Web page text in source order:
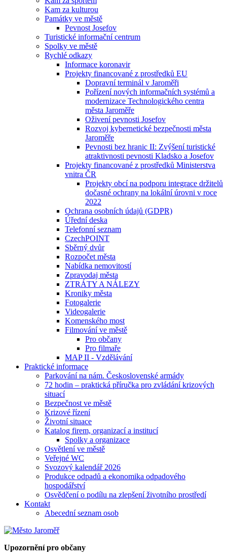
Kam za kulturou
Památky ve městě
Pevnost Josefov
Turistické informační centrum
Spolky ve městě
Rychlé odkazy
Informace koronavir
Projekty financované z prostředků EU
Dopravní terminál v Jaroměři
Pořízení nových informačních systémů a
modernizace Technologického centra
města Jaroměře
Oživení pevnosti Josefov
Rozvoj kybernetické bezpečnosti města
Jaroměře
Pevnosti bez hranic II: Zvýšení turistické
atraktivnosti pevnosti Kladsko a Josefov
Projekty financované z prostředků Ministerstva
vnitra ČR
Projekty obcí na podporu integrace držitelů
dočasné ochrany na lokální úrovni v roce
2022
Ochrana osobních údajů (GDPR)
Úřední deska
Telefonní seznam
CzechPOINT
Sběrný dvůr
Rozpočet města
Nabídka nemovitostí
Zpravodaj města
ZTRÁTY A NÁLEZY
Kroniky města
Fotogalerie
Videogalerie
Komenského most
Filmování ve městě
Pro občany
Pro filmaře
MAP II - Vzdělávání
Praktické informace
Parkování na nám. Československé armády
72 hodin – praktická příručka pro zvládání krizových
situací
Bezpečnost ve městě
Krizové řízení
Životní situace
Katalog firem, organizací a institucí
Spolky a organizace
Osvětlení ve městě
Veřejné WC
Svozový kalendář 2026
Produkce odpadů a ekonomika odpadového
hospodářství
Osvědčení o podílu na zlepšení životního prostředí
Kontakt
Abecední seznam osob
Upozornění pro občany